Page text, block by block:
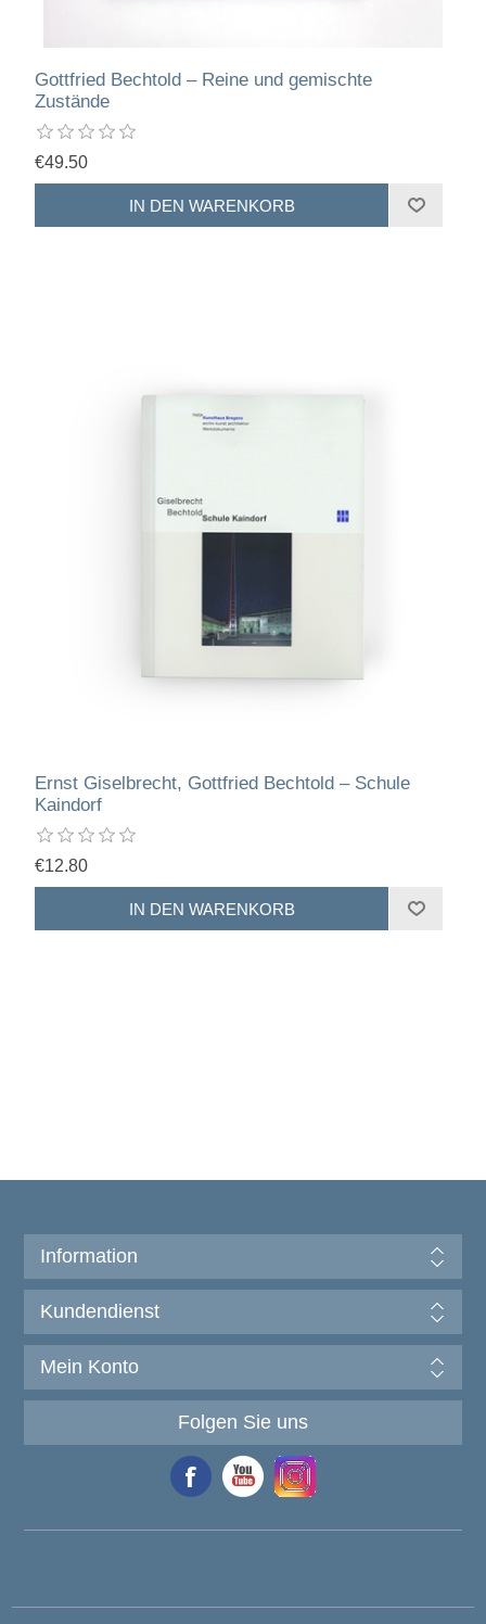
Gottfried Bechtold – Reine und gemischte
Zustände
€49.50
Ernst Giselbrecht, Gottfried Bechtold – Schule
Kaindorf
€12.80
Information
Kundendienst
Mein Konto
Folgen Sie uns